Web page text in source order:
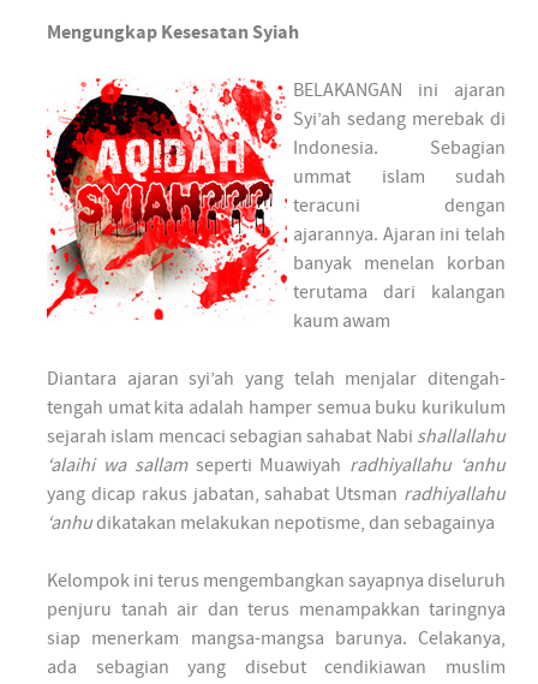
Mengungkap Kesesatan Syiah
BELAKANGAN ini ajaran
Syi’ah sedang merebak di
Indonesia. Sebagian
ummat islam sudah
teracuni dengan
ajarannya. Ajaran ini telah
banyak menelan korban
terutama dari kalangan
kaum awam
Diantara ajaran syi’ah yang telah menjalar ditengah-
tengah umat kita adalah hamper semua buku kurikulum
sejarah islam mencaci sebagian sahabat Nabi shallallahu
‘alaihi wa sallamseperti Muawiyah radhiyallahu ‘anhu
yang dicap rakus jabatan, sahabat Utsman radhiyallahu
‘anhudikatakan melakukan nepotisme, dan sebagainya
Kelompok ini terus mengembangkan sayapnya diseluruh
penjuru tanah air dan terus menampakkan taringnya
siap menerkam mangsa-mangsa barunya. Celakanya,
ada sebagian yang disebut cendikiawan muslim